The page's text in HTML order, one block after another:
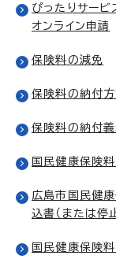
ぴったりサー
オンライン申請
保険料の減免
保険料の納付方
保険料の納付
国民健康保険
広島市国民健
込書（または停
国民健康保険